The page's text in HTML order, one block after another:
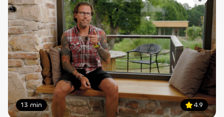
13 min 4.9